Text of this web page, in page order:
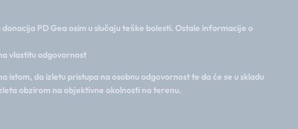
PD Gea osim u slučaju teške bolesti. Ostale informacije o
vlastitu odgovornost
da izletu pristupa na osobnu odgovornost te da će se u skladu
obzirom na objektivne okolnosti na terenu.